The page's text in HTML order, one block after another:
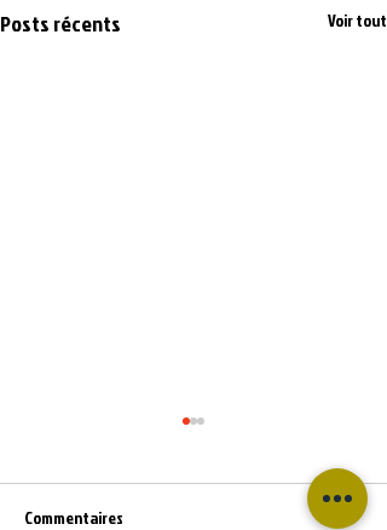
Posts récents Voir tout
Commentaires